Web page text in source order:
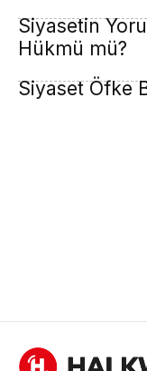
Siyasetin
Hükmü mü?
Siyaset Öfke